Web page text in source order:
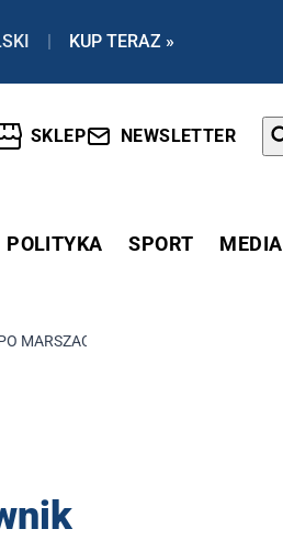
| KUP TERAZ »
SKLEP NEWSLETTER
POLITYKA SPORT MEDIA
MARSZACH NIEPODLEGŁOŚCI